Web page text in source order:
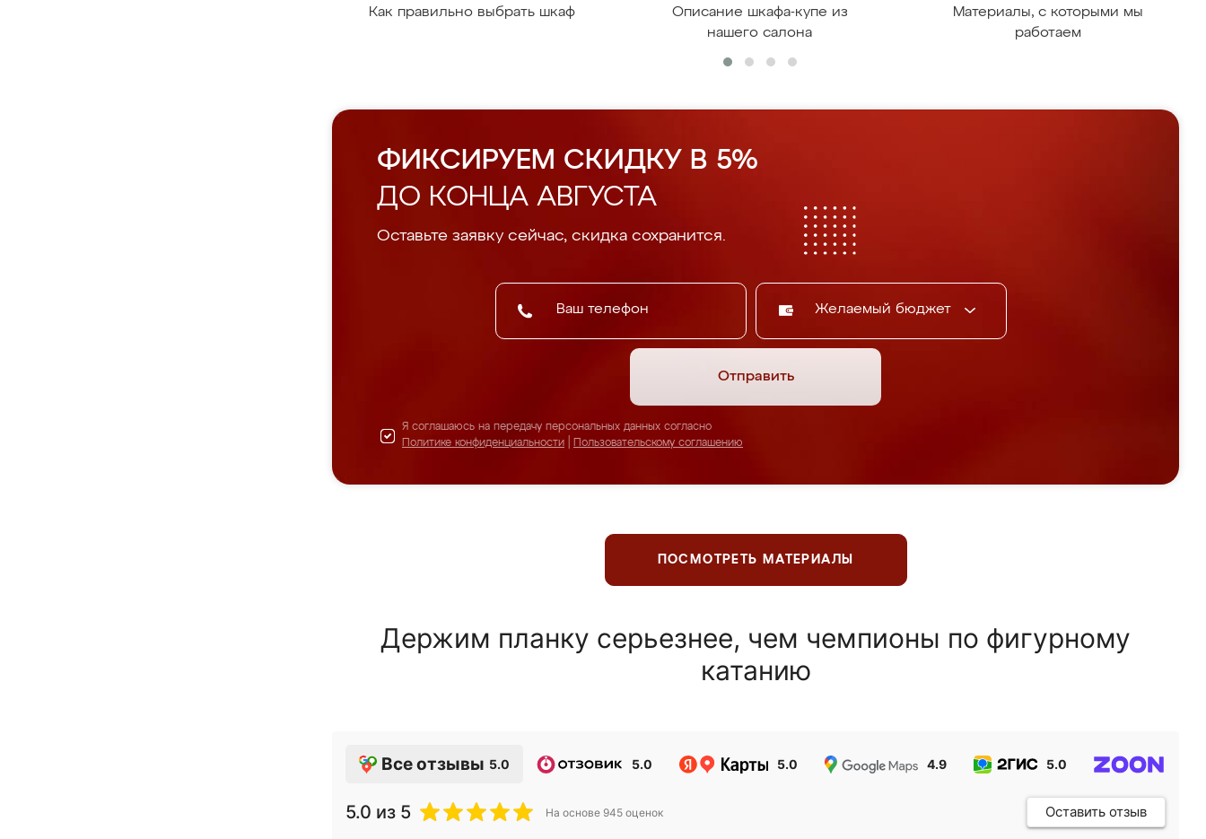
Как правильно выбрать шкаф
Описание шкафа-купе из
нашего салона
Материалы, с которыми мы
работаем
ФИКСИРУЕМ СКИДКУ В 5%
ДО КОНЦА АВГУСТА
Оставьте заявку сейчас, скидка сохранится.
Желаемый бюджет
Отправить
Я соглашаюсь на передачу персональных данных согласно
Политике конфиденциальности
Пользовательскому соглашению
ПОСМОТРЕТЬ МАТЕРИАЛЫ
Держим планку серьезнее, чем чемпионы по фигурному
катанию
Все отзывы 5.0 5.0 5.0 4.9 5.0
5.0 из 5 На основе 945 оценок Оставить отзыв